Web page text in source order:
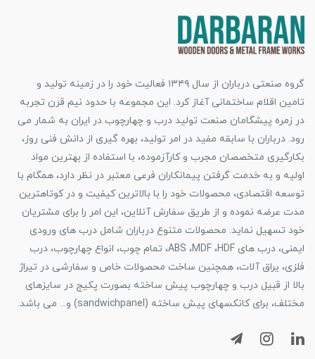
گروه صنعتی درباران از سال ۱۳۴۹ فعالیت خود را در زمینه تولید و
تامین اقلام ساختمانی آغاز کرد. این مجموعه با حدود نیم قرن تجربه
در زمره پیشگامان صنعت تولید درب و چهارچوب در ایران به شمار می
رود. درباران با سابقه مفید در امر تولید، بهره گیری از دانش فنی روز،
بکارگیری متخصصان مجرب و کارآزموده، با استفاده از بهترین مواد
اولیه و به خدمت گرفتن پیمانکاران فرعی معتبر در نظر دارد، همگام با
توسعه اقتصادی، محصولات خود را با بالاترین کیفیت و در کوتاهترین
مدت عرضه نموده و از طریق سفارش آنلاین، این امر را برای مشتریان
خود تسهیل نماید. محصولات متنوع درباران شامل درب های ورودی
ایمنی، درب های ABS ،MDF ،HDF، تمام چوب، انواع چهارچوب، درب
فلزی، یراق آلات، همچنین ساخت محصولات خاص و سفارشی در تیراژ
بالا از قبیل درب و چهارچوب پیش ساخته بصورت پکیج در سایزهای
مختلف، برای کانکسهای پیش ساخته (sandwichpanel) و... می باشد.